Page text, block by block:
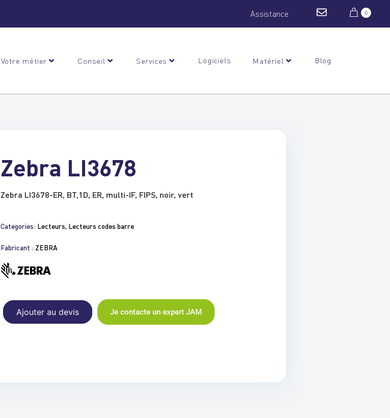
Assistance 0
Votre métier Conseil Services Logiciels Matériel Blog
Zebra LI3678
Zebra LI3678-ER, BT,1D, ER, multi-IF, FIPS, noir, vert
Categories: Lecteurs, Lecteurs codes barre
Fabricant : ZEBRA
Ajouter au devis Je contacte un expert JAM